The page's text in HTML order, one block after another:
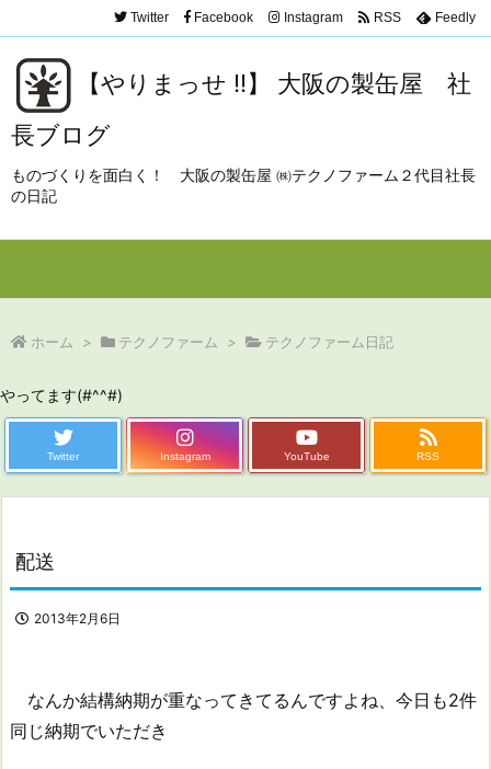
【やりまっせ !!】 大阪の製缶屋 社
長ブログ
ものづくりを面白く！ 大阪の製缶屋 ㈱テクノファーム２代目社長
の日記
Twitter Facebook Instagram RSS Feedly
ホーム > テクノファーム > テクノファーム日記
やってます(#^^#)
Twitter Instagram YouTube RSS
配送
2013年2月6日
なんか結構納期が重なってきてるんですよね、今日も2件
同じ納期でいただき